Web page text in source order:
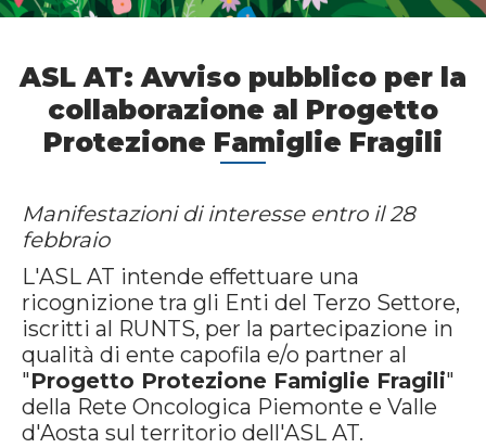
ASL AT: Avviso pubblico per la
collaborazione al Progetto
Protezione Famiglie Fragili
Manifestazioni di interesse entro il 28
febbraio
L'ASL AT intende effettuare una
ricognizione tra gli Enti del Terzo Settore,
iscritti al RUNTS, per la partecipazione in
qualità di ente capofila e/o partner al
"Progetto Protezione Famiglie Fragili"
della Rete Oncologica Piemonte e Valle
d'Aosta sul territorio dell'ASL AT.